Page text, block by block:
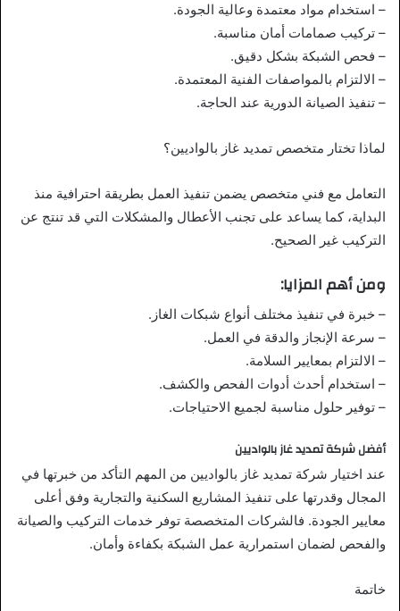
– استخدام مواد معتمدة وعالية الجودة.
– تركيب صمامات أمان مناسبة.
– فحص الشبكة بشكل دقيق.
– الالتزام بالمواصفات الفنية المعتمدة.
– تنفيذ الصيانة الدورية عند الحاجة.
لماذا تختار متخصص تمديد غاز بالواديين؟
التعامل مع فني متخصص يضمن تنفيذ العمل بطريقة احترافية منذ
البداية، كما يساعد على تجنب الأعطال والمشكلات التي قد تنتج عن
التركيب غير الصحيح.
ومن أهم المزايا:
– خبرة في تنفيذ مختلف أنواع شبكات الغاز.
– سرعة الإنجاز والدقة في العمل.
– الالتزام بمعايير السلامة.
– استخدام أحدث أدوات الفحص والكشف.
– توفير حلول مناسبة لجميع الاحتياجات.
أفضل شركة تمديد غاز بالواديين
عند اختيار شركة تمديد غاز بالواديين من المهم التأكد من خبرتها في
المجال وقدرتها على تنفيذ المشاريع السكنية والتجارية وفق أعلى
معايير الجودة. فالشركات المتخصصة توفر خدمات التركيب والصيانة
والفحص لضمان استمرارية عمل الشبكة بكفاءة وأمان.
خاتمة